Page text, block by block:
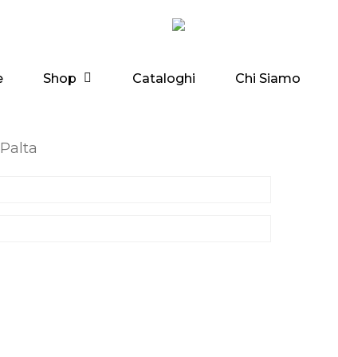
Shop Cataloghi Chi Siamo
Palta